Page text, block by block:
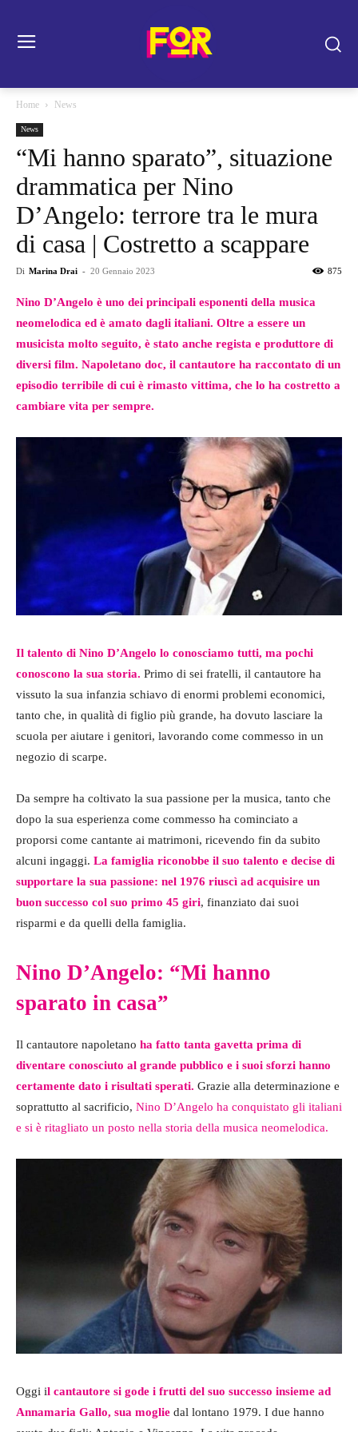
Home News
News
“Mi hanno sparato”, situazione
drammatica per Nino
D’Angelo: terrore tra le mura
di casa | Costretto a scappare
Di Marina Drai - 20 Gennaio 2023 875
Nino D’Angelo è uno dei principali esponenti della musica
neomelodica ed è amato dagli italiani. Oltre a essere un
musicista molto seguito, è stato anche regista e produttore di
diversi film. Napoletano doc, il cantautore ha raccontato di un
episodio terribile di cui è rimasto vittima, che lo ha costretto a
cambiare vita per sempre.
Il talento di Nino D’Angelo lo conosciamo tutti, ma pochi
conoscono la sua storia. Primo di sei fratelli, il cantautore ha
vissuto la sua infanzia schiavo di enormi problemi economici,
tanto che, in qualità di figlio più grande, ha dovuto lasciare la
scuola per aiutare i genitori, lavorando come commesso in un
negozio di scarpe.
Da sempre ha coltivato la sua passione per la musica, tanto che
dopo la sua esperienza come commesso ha cominciato a
proporsi come cantante ai matrimoni, ricevendo fin da subito
alcuni ingaggi. La famiglia riconobbe il suo talento e decise di
supportare la sua passione: nel 1976 riuscì ad acquisire un
buon successo col suo primo 45 giri, finanziato dai suoi
risparmi e da quelli della famiglia.
Nino D’Angelo: “Mi hanno
sparato in casa”
Il cantautore napoletano ha fatto tanta gavetta prima di
diventare conosciuto al grande pubblico e i suoi sforzi hanno
certamente dato i risultati sperati. Grazie alla determinazione e
soprattutto al sacrificio, Nino D’Angelo ha conquistato gli italiani
e si è ritagliato un posto nella storia della musica neomelodica.
Oggi il cantautore si gode i frutti del suo successo insieme ad
Annamaria Gallo, sua moglie dal lontano 1979. I due hanno